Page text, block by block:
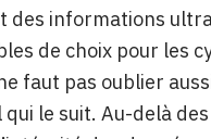
des informations
de choix pour les
faut pas oublier
le suit. Au-delà